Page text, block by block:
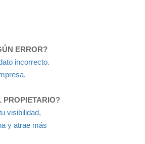
ERROR?
incorrecto.
PROPIETARIO?
visibilidad,
y atrae más